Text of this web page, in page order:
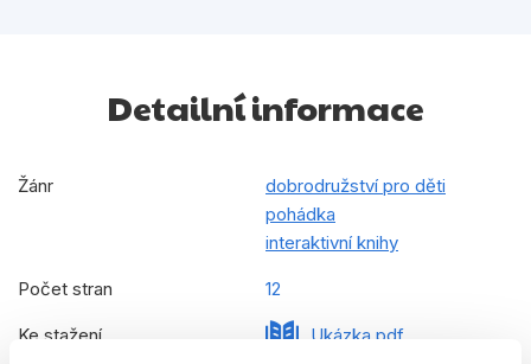
Detailní informace
Žánr
dobrodružství pro děti
pohádka
interaktivní knihy
Počet stran 12
Ke stažení Ukázka.pdf